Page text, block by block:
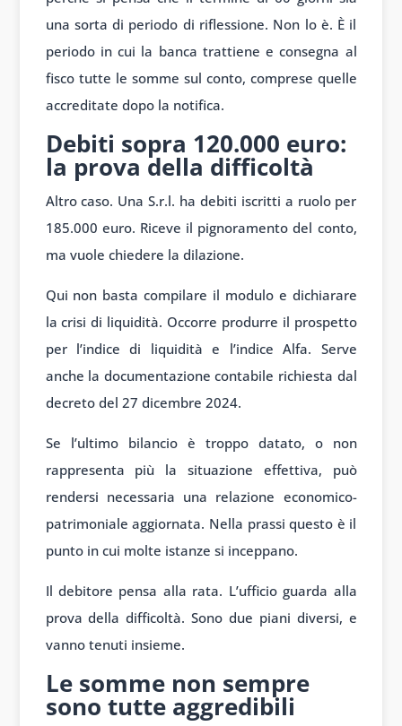
una sorta di periodo di riflessione. Non lo è. È il
periodo in cui la banca trattiene e consegna al
fisco tutte le somme sul conto, comprese quelle
accreditate dopo la notifica.
Debiti sopra 120.000 euro:
la prova della difficoltà
Altro caso. Una S.r.l. ha debiti iscritti a ruolo per
185.000 euro. Riceve il pignoramento del conto,
ma vuole chiedere la dilazione.
Qui non basta compilare il modulo e dichiarare
la crisi di liquidità. Occorre produrre il prospetto
per l’indice di liquidità e l’indice Alfa. Serve
anche la documentazione contabile richiesta dal
decreto del 27 dicembre 2024.
Se l’ultimo bilancio è troppo datato, o non
rappresenta più la situazione effettiva, può
rendersi necessaria una relazione economico-
patrimoniale aggiornata. Nella prassi questo è il
punto in cui molte istanze si inceppano.
Il debitore pensa alla rata. L’ufficio guarda alla
prova della difficoltà. Sono due piani diversi, e
vanno tenuti insieme.
Le somme non sempre
sono tutte aggredibili